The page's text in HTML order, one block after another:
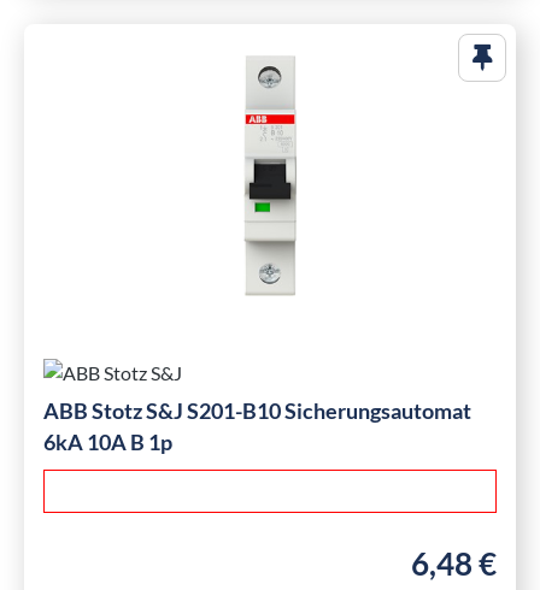
ABB Stotz S&J S201-B10 Sicherungsautomat
6kA 10A B 1p
Regulärer
6,48 €